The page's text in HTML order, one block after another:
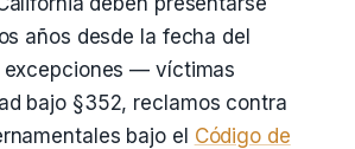
años desde la fecha del
excepciones — víctimas
bajo §352, reclamos contra
bajo el Código de